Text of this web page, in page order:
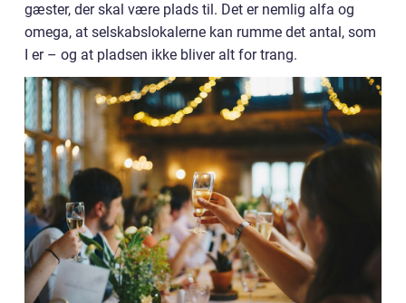
gæster, der skal være plads til. Det er nemlig alfa og
omega, at selskabslokalerne kan rumme det antal, som
I er – og at pladsen ikke bliver alt for trang.